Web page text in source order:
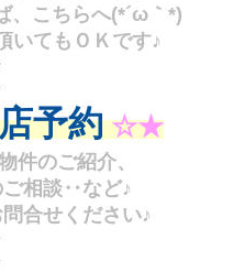
、こちらへ(*´ω｀*)
いてもＯＫです♪
予約 ☆★
件のご紹介、
ご相談‥など♪
合せください♪